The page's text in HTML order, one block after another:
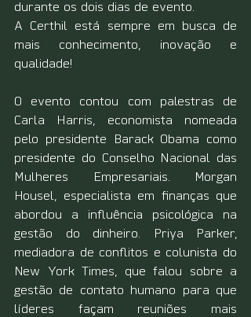
durante os dois dias de evento.
A Certhil está sempre em busca de
mais conhecimento, inovação e
qualidade!
O evento contou com palestras de
Carla Harris, economista nomeada
pelo presidente Barack Obama como
presidente do Conselho Nacional das
Mulheres Empresariais. Morgan
Housel, especialista em finanças que
abordou a influência psicológica na
gestão do dinheiro. Priya Parker,
mediadora de conflitos e colunista do
New York Times, que falou sobre a
gestão de contato humano para que
líderes façam reuniões mais